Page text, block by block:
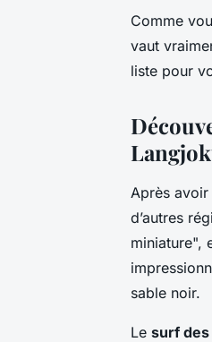
Comme
vaut
liste pour
Après
d’autres
miniature",
sable noir.
Le surf